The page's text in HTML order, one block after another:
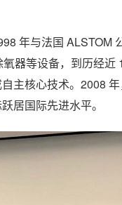
年与法国
器等设备，到历经近
主核心技术。2008
居国际先进水平。